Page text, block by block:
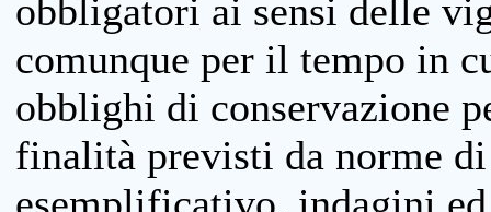
obbligatori ai sensi delle
comunque per il tempo in
obblighi di conservazione
finalità previsti da norme
esemplificativo, indagini